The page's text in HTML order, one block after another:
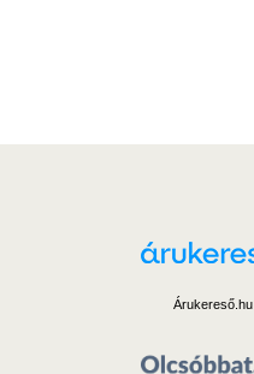
Árukereső.hu